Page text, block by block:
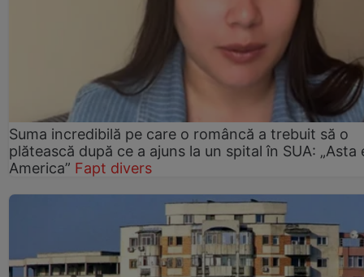
Suma incredibilă pe care o româncă a trebuit să o
plătească după ce a ajuns la un spital în SUA: „Asta
America” Fapt divers